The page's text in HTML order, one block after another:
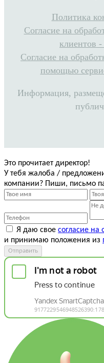
Политика
Согласие на
клиентов
Согласие на
помощью
Информация,
Это прочитает директор!
У тебя жалоба /
компании? Пиши, письмо
Я даю свое согласие на
и принимаю положения из
Отправить